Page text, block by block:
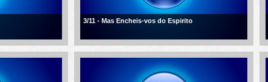
3/11 - Mas Encheis-vos do Espirito